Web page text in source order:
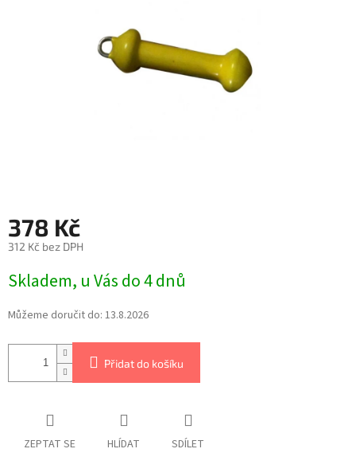
378 Kč
312 Kč bez DPH
Skladem, u Vás do 4 dnů
Můžeme doručit do: 13.8.2026
Přidat do košíku
ZEPTAT SE HLÍDAT SDÍLET